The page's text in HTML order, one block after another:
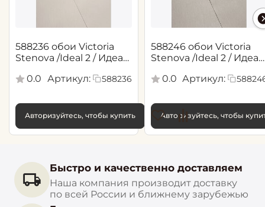
588236 обои Victoria
Stenova /Ideal 2 / Идеал
0.0
Артикул: 588236
Авторизуйтесь, чтобы купить
588246 обои Victoria
Stenova /Ideal 2 / Идеал
0.0 Артикул:
Авторизуйтесь, чтобы
Быстро и качественно доставляем
Наша компания производит доставку
по всей России и ближнему зарубежью